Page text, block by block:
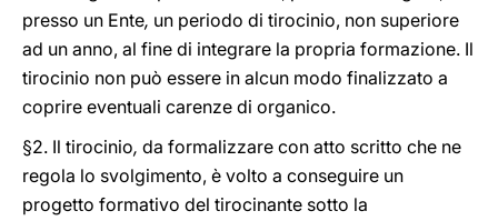
presso un Ente, un periodo di tirocinio, non superiore
ad un anno, al fine di integrare la propria formazione. Il
tirocinio non può essere in alcun modo finalizzato a
coprire eventuali carenze di organico.
§2. Il tirocinio, da formalizzare con atto scritto che ne
regola lo svolgimento, è volto a conseguire un
progetto formativo del tirocinante sotto la